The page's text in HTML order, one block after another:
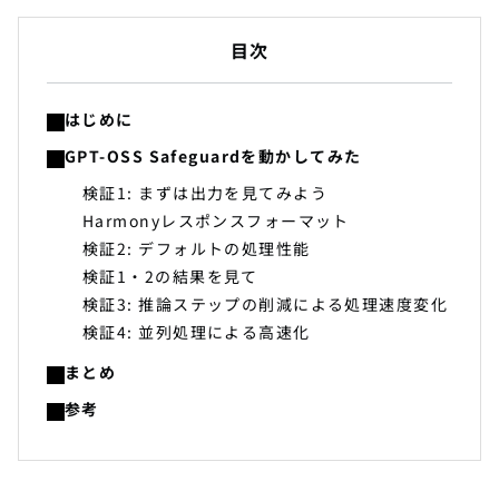
目次
はじめに
GPT-OSS Safeguardを動かしてみた
検証1: まずは出力を見てみよう
Harmonyレスポンスフォーマット
検証2: デフォルトの処理性能
検証1・2の結果を見て
検証3: 推論ステップの削減による処理速度変化
検証4: 並列処理による高速化
まとめ
参考